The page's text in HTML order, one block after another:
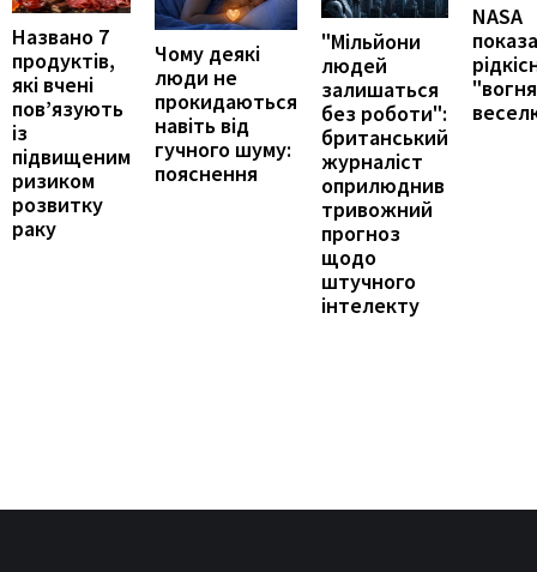
Названо 7
продуктів,
які вчені
пов’язують
із
підвищеним
ризиком
розвитку
раку
Чому деякі
люди не
прокидаються
навіть від
гучного шуму:
пояснення
"Мільйони
людей
залишаться
без роботи":
британський
журналіст
оприлюднив
тривожний
прогноз
щодо
штучного
інтелекту
NASA